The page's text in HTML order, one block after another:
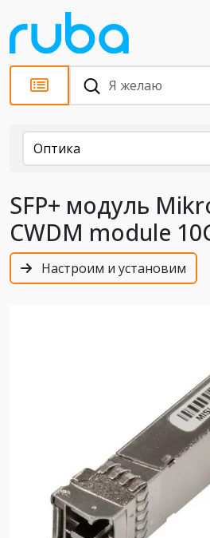
Каталог
Оптика
SFP+ модуль
CWDM module
Настроим и установим